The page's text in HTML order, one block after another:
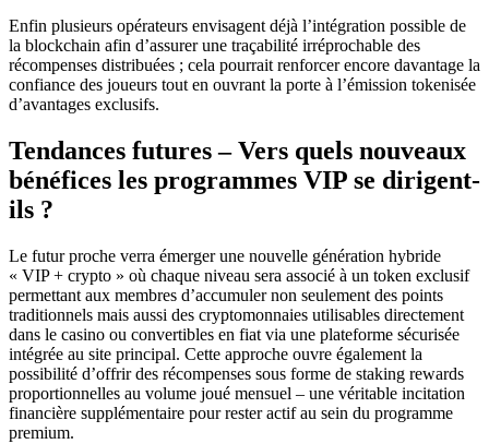
Enfin plusieurs opérateurs envisagent déjà l’intégration possible de
la blockchain afin d’assurer une traçabilité irréprochable des
récompenses distribuées ; cela pourrait renforcer encore davantage la
confiance des joueurs tout en ouvrant la porte à l’émission tokenisée
d’avantages exclusifs.
Tendances futures – Vers quels nouveaux
bénéfices les programmes VIP se dirigent-
ils ?
Le futur proche verra émerger une nouvelle génération hybride
« VIP + crypto » où chaque niveau sera associé à un token exclusif
permettant aux membres d’accumuler non seulement des points
traditionnels mais aussi des cryptomonnaies utilisables directement
dans le casino ou convertibles en fiat via une plateforme sécurisée
intégrée au site principal. Cette approche ouvre également la
possibilité d’offrir des récompenses sous forme de staking rewards
proportionnelles au volume joué mensuel – une véritable incitation
financière supplémentaire pour rester actif au sein du programme
premium.